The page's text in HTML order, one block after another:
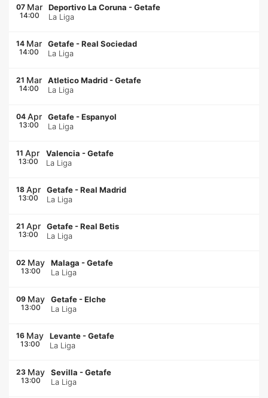
07 Mar
14:00
Deportivo La Coruna -Getafe
La Liga
14 Mar
14:00
Getafe -Real Sociedad
La Liga
21 Mar
14:00
Atletico Madrid -Getafe
La Liga
04 Apr
13:00
Getafe -Espanyol
La Liga
11 Apr
13:00
Valencia -Getafe
La Liga
18 Apr
13:00
Getafe -Real Madrid
La Liga
21 Apr
13:00
Getafe -Real Betis
La Liga
02 May
13:00
Malaga -Getafe
La Liga
09 May
13:00
Getafe -Elche
La Liga
16 May
13:00
Levante -Getafe
La Liga
23 May
13:00
Sevilla -Getafe
La Liga